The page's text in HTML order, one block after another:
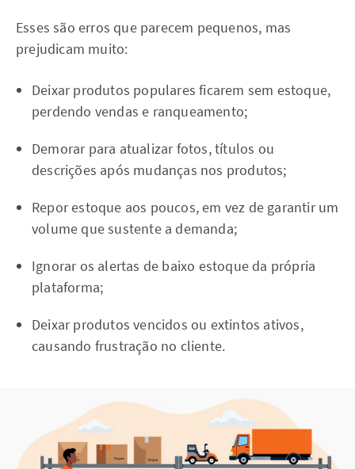
Esses são erros que parecem pequenos, mas
prejudicam muito:
Deixar produtos populares ficarem sem estoque,
perdendo vendas e ranqueamento;
Demorar para atualizar fotos, títulos ou
descrições após mudanças nos produtos;
Repor estoque aos poucos, em vez de garantir um
volume que sustente a demanda;
Ignorar os alertas de baixo estoque da própria
plataforma;
Deixar produtos vencidos ou extintos ativos,
causando frustração no cliente.